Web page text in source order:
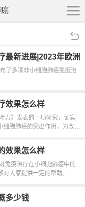
最新进展|2023年欧洲
了多项非小细胞肺癌免疫治
效果怎么样
》发表的一项研究，证实
胞肺癌的突出作用，为改善
效果怎么样
疫治疗在小细胞肺癌中的
对大家提供一定的帮助。...
多少钱